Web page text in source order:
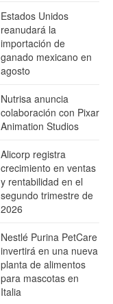
Estados Unidos
reanudará la
importación de
ganado mexicano en
agosto
Nutrisa anuncia
colaboración con Pixar
Animation Studios
Alicorp registra
crecimiento en ventas
y rentabilidad en el
segundo trimestre de
2026
Nestlé Purina PetCare
invertirá en una nueva
planta de alimentos
para mascotas en
Italia